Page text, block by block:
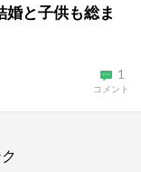
婚と子供も総ま
1
コメント